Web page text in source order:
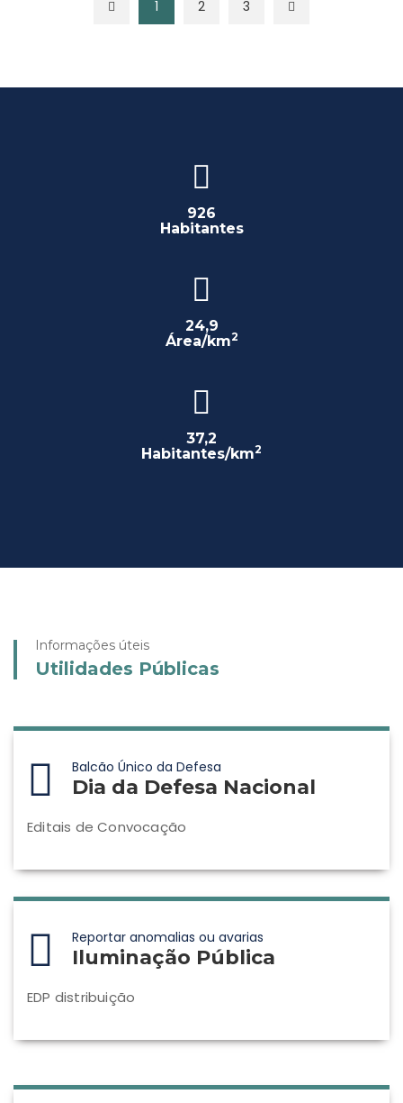
1 2 3
926
Habitantes
24,9
Área/km2
37,2
Habitantes/km2
Informações úteis
Utilidades Públicas
Balcão Único da Defesa
Dia da Defesa Nacional
Editais de Convocação
Reportar anomalias ou avarias
Iluminação Pública
EDP distribuição